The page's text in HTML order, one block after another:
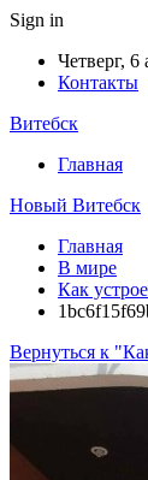
Sign in
Четверг, 6
Контакты
Витебск
Главная
Новый Витебск
Главная
В мире
Как
Вернуться к